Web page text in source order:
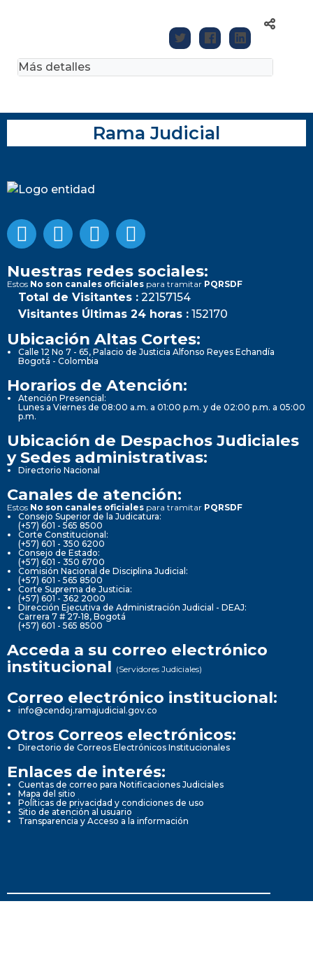
Más detalles
Rama Judicial
Nuestras redes sociales:
Estos No son canales oficiales para tramitar PQRSDF
Total de Visitantes : 22157154
Visitantes Últimas 24 horas : 152170
Ubicación Altas Cortes:
Calle 12 No 7 - 65, Palacio de Justicia Alfonso Reyes Echandía
Bogotá - Colombia
Horarios de Atención:
Atención Presencial:
Lunes a Viernes de 08:00 a.m. a 01:00 p.m. y de 02:00 p.m. a 05:00
p.m.
Ubicación de Despachos Judiciales
y Sedes administrativas:
Directorio Nacional
Canales de atención:
Estos No son canales oficiales para tramitar PQRSDF
Consejo Superior de la Judicatura:
(+57) 601 - 565 8500
Corte Constitucional:
(+57) 601 - 350 6200
Consejo de Estado:
(+57) 601 - 350 6700
Comisión Nacional de Disciplina Judicial:
(+57) 601 - 565 8500
Corte Suprema de Justicia:
(+57) 601 - 362 2000
Dirección Ejecutiva de Administración Judicial - DEAJ:
Carrera 7 # 27-18, Bogotá
(+57) 601 - 565 8500
Acceda a su correo electrónico
institucional (Servidores Judiciales)
Correo electrónico institucional:
info@cendoj.ramajudicial.gov.co
Otros Correos electrónicos:
Directorio de Correos Electrónicos Institucionales
Enlaces de interés:
Cuentas de correo para Notificaciones Judiciales
Mapa del sitio
Políticas de privacidad y condiciones de uso
Sitio de atención al usuario
Transparencia y Acceso a la información